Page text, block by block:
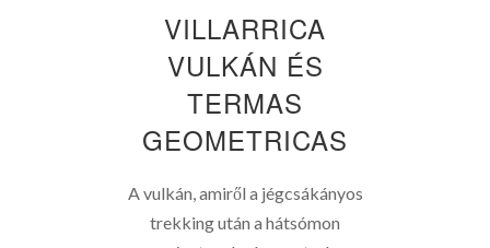
VILLARRICA
VULKÁN ÉS
TERMAS
GEOMETRICAS
A vulkán, amiről a jégcsákányos
trekking után a hátsómon